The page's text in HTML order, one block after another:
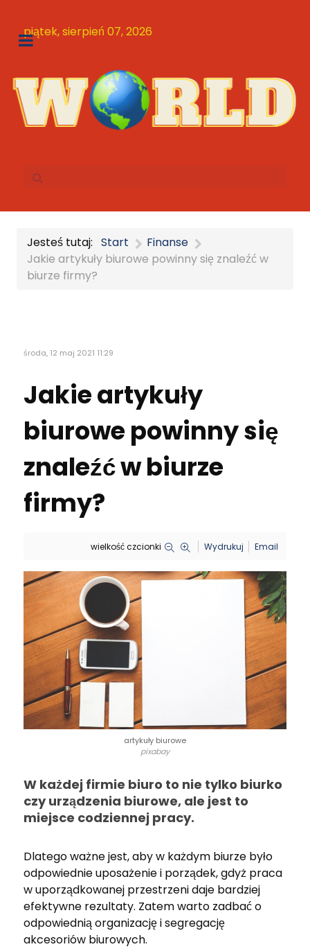
piątek, sierpień 07, 2026
Jesteś tutaj: Start
Finanse
Jakie artykuły biurowe powinny się znaleźć w
biurze firmy?
środa, 12 maj 2021 11:29
Jakie artykuły
biurowe powinny się
znaleźć w biurze
firmy?
wielkość czcionki Wydrukuj Email
artykuły biurowe
pixabay
W każdej firmie biuro to nie tylko biurko
czy urządzenia biurowe, ale jest to
miejsce codziennej pracy.
Dlatego ważne jest, aby w każdym biurze było
odpowiednie uposażenie i porządek, gdyż praca
w uporządkowanej przestrzeni daje bardziej
efektywne rezultaty. Zatem warto zadbać o
odpowiednią organizację i segregację
akcesoriów biurowych.